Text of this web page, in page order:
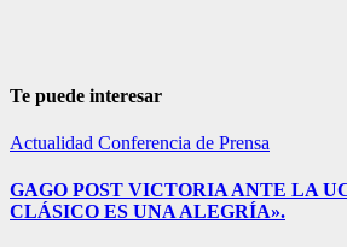
Te puede interesar
Actualidad Conferencia de Prensa
GAGO POST VICTORIA ANTE LA
CLÁSICO ES UNA ALEGRÍA».